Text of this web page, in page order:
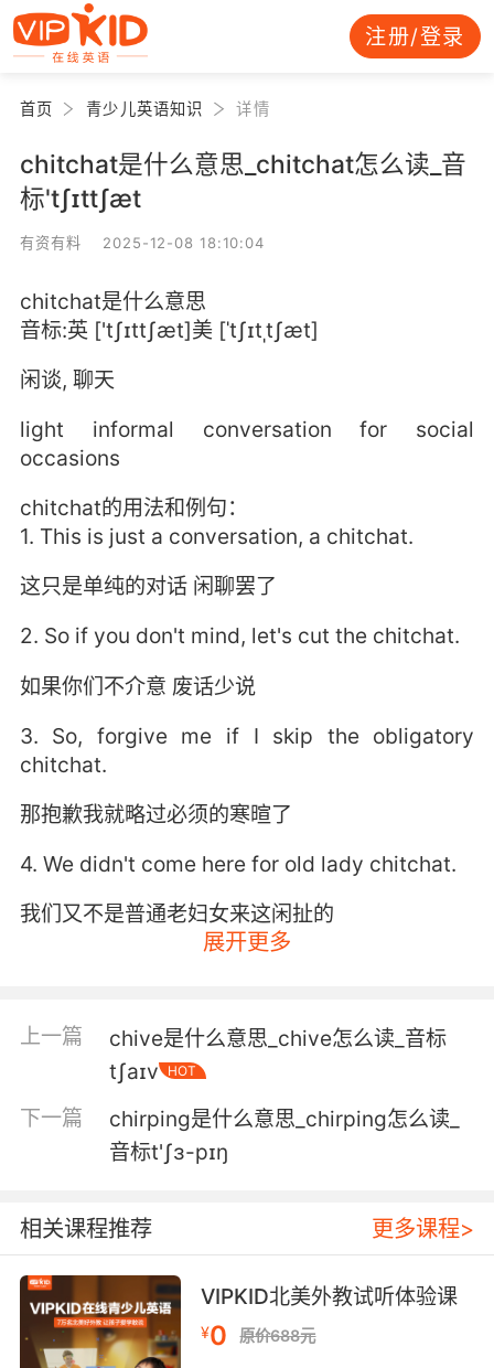
注册/登录
首页 青少儿英语知识 详情
chitchat是什么意思_chitchat怎么读_音
标'tʃɪttʃæt
有资有料 2025-12-08 18:10:04
chitchat是什么意思
音标:英 ['tʃɪttʃæt]美 [ˈtʃɪtˌtʃæt]
闲谈, 聊天
light informal conversation for social
occasions
chitchat的用法和例句：
1. This is just a conversation, a chitchat.
这只是单纯的对话 闲聊罢了
2. So if you don't mind, let's cut the chitchat.
如果你们不介意 废话少说
3. So, forgive me if I skip the obligatory
chitchat.
那抱歉我就略过必须的寒暄了
4. We didn't come here for old lady chitchat.
我们又不是普通老妇女来这闲扯的
我不该和我的女佣没完没了的聊天
6. All of that chitchat's gonna get you hurt.
你废话那么多会招来祸端的
here.
只是跟我们这位朋友聊聊天
8. I don't like chitchat, and I'm not your main
man.
展开更多
上一篇
chive是什么意思_chive怎么读_音标
tʃaɪv
HOT
下一篇
chirping是什么意思_chirping怎么读_
音标t'ʃɜ-pɪŋ
相关课程推荐 更多课程>
VIPKID北美外教试听体验课
¥0 原价688元